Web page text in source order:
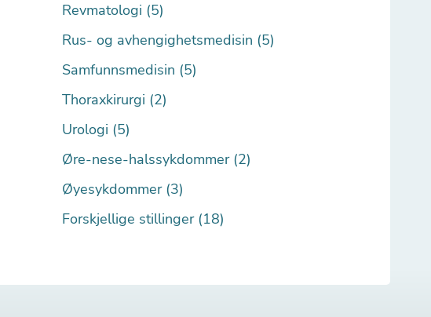
Revmatologi (5)
Rus- og avhengighetsmedisin (5)
Samfunnsmedisin (5)
Thoraxkirurgi (2)
Urologi (5)
Øre-nese-halssykdommer (2)
Øyesykdommer (3)
Forskjellige stillinger (18)